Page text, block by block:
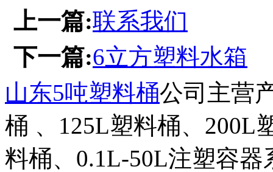
上一篇:联系我们
下一篇:6立方塑料水箱
山东5吨塑料桶公司主营
桶 、125L塑料桶、200L
料桶、0.1L-50L注塑容